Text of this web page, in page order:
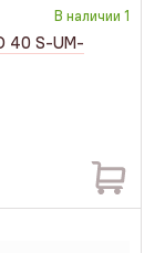
В наличии 1
40 S-UM-